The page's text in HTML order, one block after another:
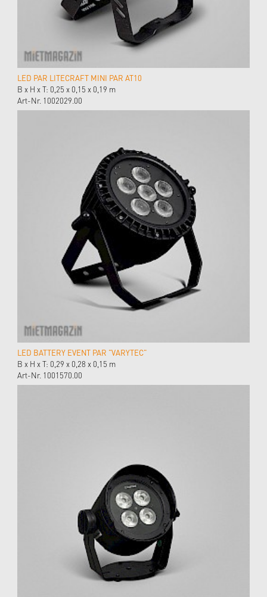
LED PAR LITECRAFT MINI PAR AT10
B x H x T: 0,25 x 0,15 x 0,19 m
Art-Nr. 1002029.00
LED BATTERY EVENT PAR "VARYTEC"
B x H x T: 0,29 x 0,28 x 0,15 m
Art-Nr. 1001570.00